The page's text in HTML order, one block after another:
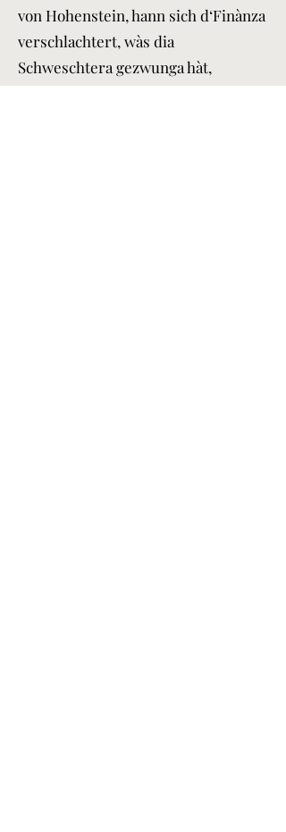
von Hohenstein, hann sich d‘Finànza
verschlachtert, wàs dia
Schweschtera gezwunga hàt,